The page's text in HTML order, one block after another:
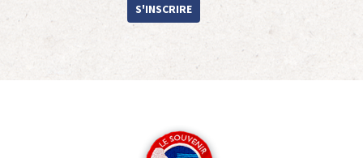
S'INSCRIRE